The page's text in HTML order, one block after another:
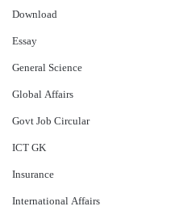
Download
Essay
General Science
Global Affairs
Govt Job Circular
ICT GK
Insurance
International Affairs